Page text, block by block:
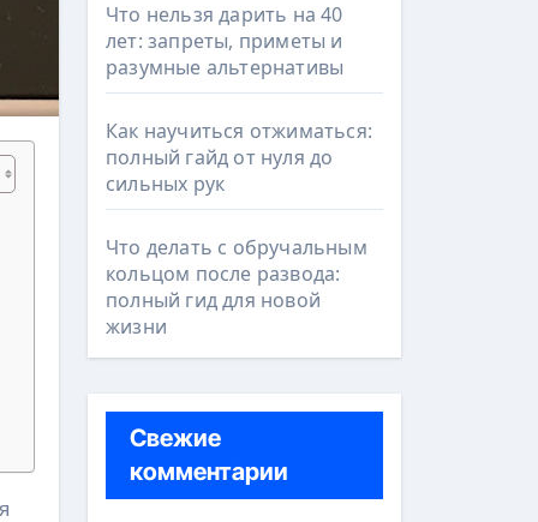
Что нельзя дарить на 40
лет: запреты, приметы и
разумные альтернативы
Как научиться отжиматься:
полный гайд от нуля до
сильных рук
Что делать с обручальным
кольцом после развода:
полный гид для новой
жизни
Свежие
комментарии